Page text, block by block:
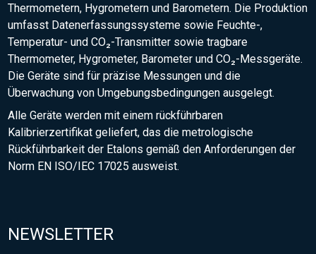
Thermometern, Hygrometern und Barometern. Die Produktion
umfasst Datenerfassungssysteme sowie Feuchte-,
Temperatur- und CO₂-Transmitter sowie tragbare
Thermometer, Hygrometer, Barometer und CO₂-Messgeräte.
Die Geräte sind für präzise Messungen und die
Überwachung von Umgebungsbedingungen ausgelegt.
Alle Geräte werden mit einem rückführbaren
Kalibrierzertifikat geliefert, das die metrologische
Rückführbarkeit der Etalons gemäß den Anforderungen der
Norm EN ISO/IEC 17025 ausweist.
NEWSLETTER